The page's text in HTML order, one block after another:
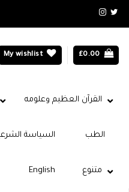
My wishlist £0.00
القرآن العظيم وعلومه
السياسة الطب
متنوع English